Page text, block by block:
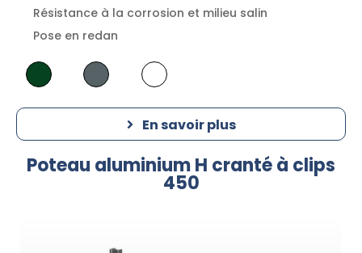
Résistance à la corrosion et milieu salin
Pose en redan
En savoir plus
Poteau aluminium H cranté à clips
450